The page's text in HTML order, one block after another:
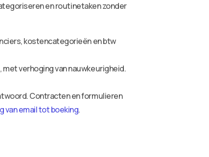
en routinetaken zonder
kostencategorieën en btw
verhoging van nauwkeurigheid.
Contracten en formulieren
email tot boeking.